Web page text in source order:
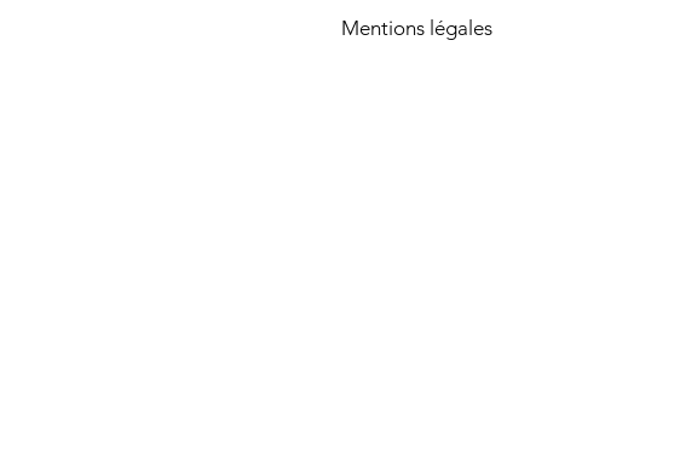
Mentions légales